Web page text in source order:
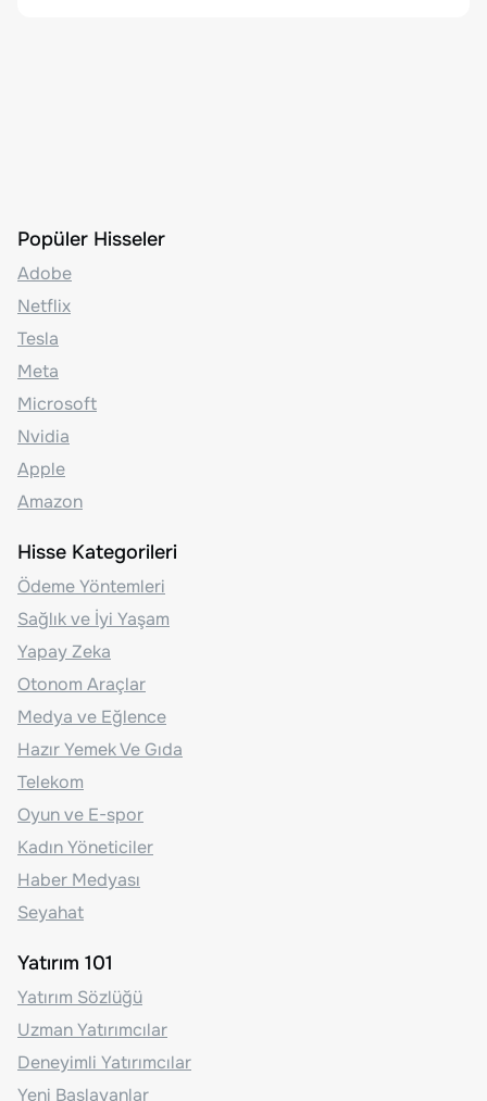
Popüler Hisseler
Adobe
Netflix
Tesla
Meta
Microsoft
Nvidia
Apple
Amazon
Hisse Kategorileri
Ödeme Yöntemleri
Sağlık ve İyi Yaşam
Yapay Zeka
Otonom Araçlar
Medya ve Eğlence
Hazır Yemek Ve Gıda
Telekom
Oyun ve E-spor
Kadın Yöneticiler
Haber Medyası
Seyahat
Yatırım 101
Yatırım Sözlüğü
Uzman Yatırımcılar
Deneyimli Yatırımcılar
Yeni Başlayanlar